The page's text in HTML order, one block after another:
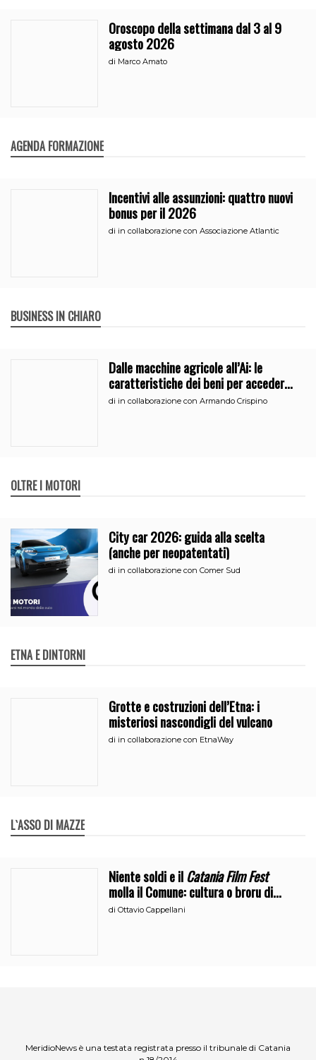
Oroscopo della settimana dal 3 al 9
agosto 2026
di Marco Amato
AGENDA FORMAZIONE
Incentivi alle assunzioni: quattro nuovi
bonus per il 2026
di in collaborazione con Associazione Atlantic
BUSINESS IN CHIARO
Dalle macchine agricole all’Ai: le
caratteristiche dei beni per accedere
all’iperammortamento
di in collaborazione con Armando Crispino
OLTRE I MOTORI
City car 2026: guida alla scelta
(anche per neopatentati)
di in collaborazione con Comer Sud
ETNA E DINTORNI
Grotte e costruzioni dell’Etna: i
misteriosi nascondigli del vulcano
di in collaborazione con EtnaWay
L`ASSO DI MAZZE
Niente soldi e ilCatania Film Fest
molla il Comune: cultura o broru di
ciciri?
diOttavio Cappellani
MeridioNews è una testata registrata presso il tribunale di Catania